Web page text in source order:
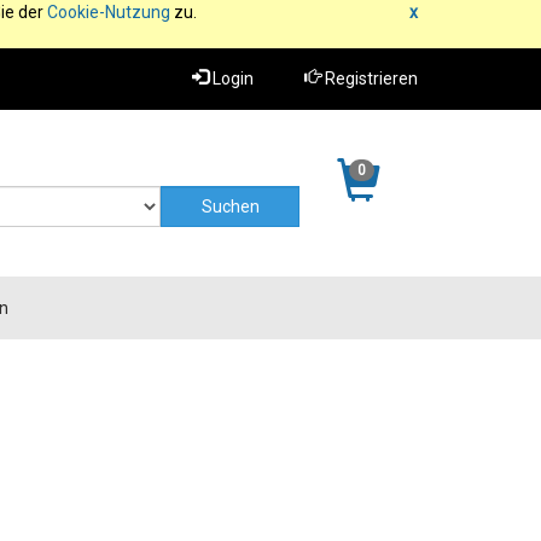
x
derCookie-Nutzung zu.
Login Registrieren
0